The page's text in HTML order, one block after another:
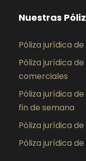
Nuestras
Póliza jurídica
Póliza jurídica
comerciales
Póliza jurídica
fin de semana
Póliza jurídica
Póliza jurídica